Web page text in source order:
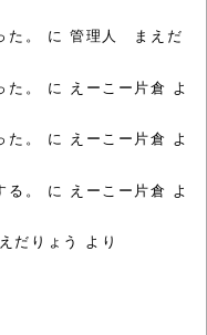
。 に管理人 まえだ
。
に えーこー片倉 よ
。
に えーこー片倉 よ
。
に えーこー片倉 よ
だりょう より